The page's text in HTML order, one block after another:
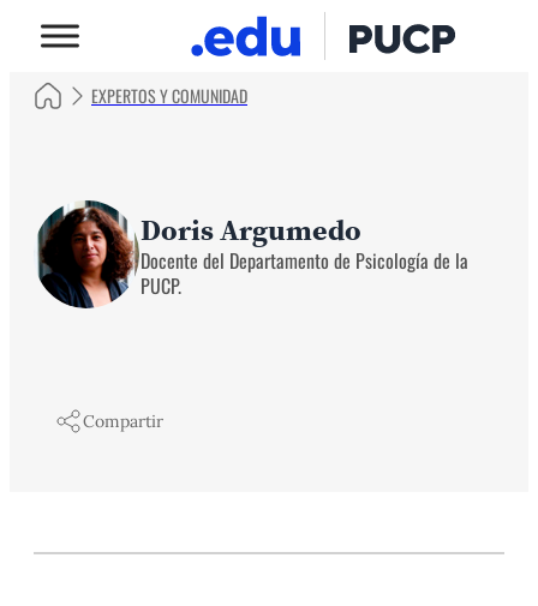
EXPERTOS Y COMUNIDAD
Doris Argumedo
Docente del Departamento de Psicología de la
PUCP.
Compartir